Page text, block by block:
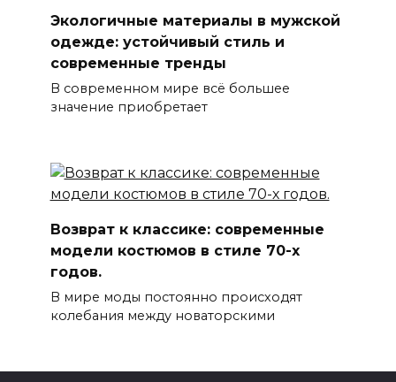
Экологичные материалы в мужской
одежде: устойчивый стиль и
современные тренды
В современном мире всё большее
значение приобретает
Возврат к классике: современные
модели костюмов в стиле 70-х
годов.
В мире моды постоянно происходят
колебания между новаторскими